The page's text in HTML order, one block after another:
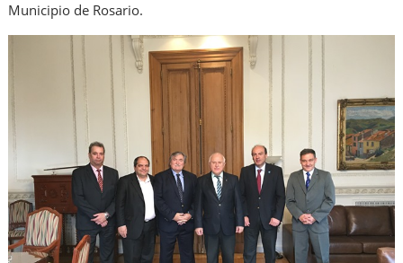
Municipio de Rosario.